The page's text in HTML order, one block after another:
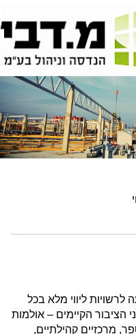
ליווי מלא בכל
הציבור הקיימים – אולמות
מרכזיים קהילתיים,